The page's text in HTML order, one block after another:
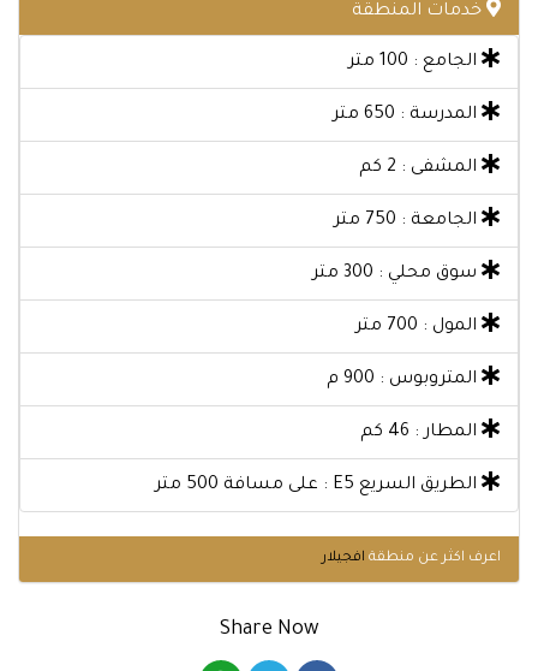
خدمات المنطقة
الجامع : 100 متر
المدرسة : 650 متر
المشفى : 2 كم
الجامعة : 750 متر
سوق محلي : 300 متر
المول : 700 متر
المتروبوس : 900 م
المطار : 46 كم
الطريق السريع E5 : على مسافة 500 متر
اعرف اكثر عن منطقة افجيلار
Share Now